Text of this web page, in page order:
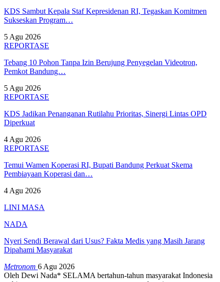
KDS Sambut Kepala Staf Kepresidenan RI, Tegaskan Komitmen
Sukseskan Program…
5 Agu 2026
REPORTASE
Tebang 10 Pohon Tanpa Izin Berujung Penyegelan Videotron,
Pemkot Bandung…
5 Agu 2026
REPORTASE
KDS Jadikan Penanganan Rutilahu Prioritas, Sinergi Lintas OPD
Diperkuat
4 Agu 2026
REPORTASE
Temui Wamen Koperasi RI, Bupati Bandung Perkuat Skema
Pembiayaan Koperasi dan…
4 Agu 2026
LINI MASA
NADA
Nyeri Sendi Berawal dari Usus? Fakta Medis yang Masih Jarang
Dipahami Masyarakat
Metronom 6 Agu 2026
Oleh Dewi Nada* SELAMA bertahun-tahun masyarakat Indonesia